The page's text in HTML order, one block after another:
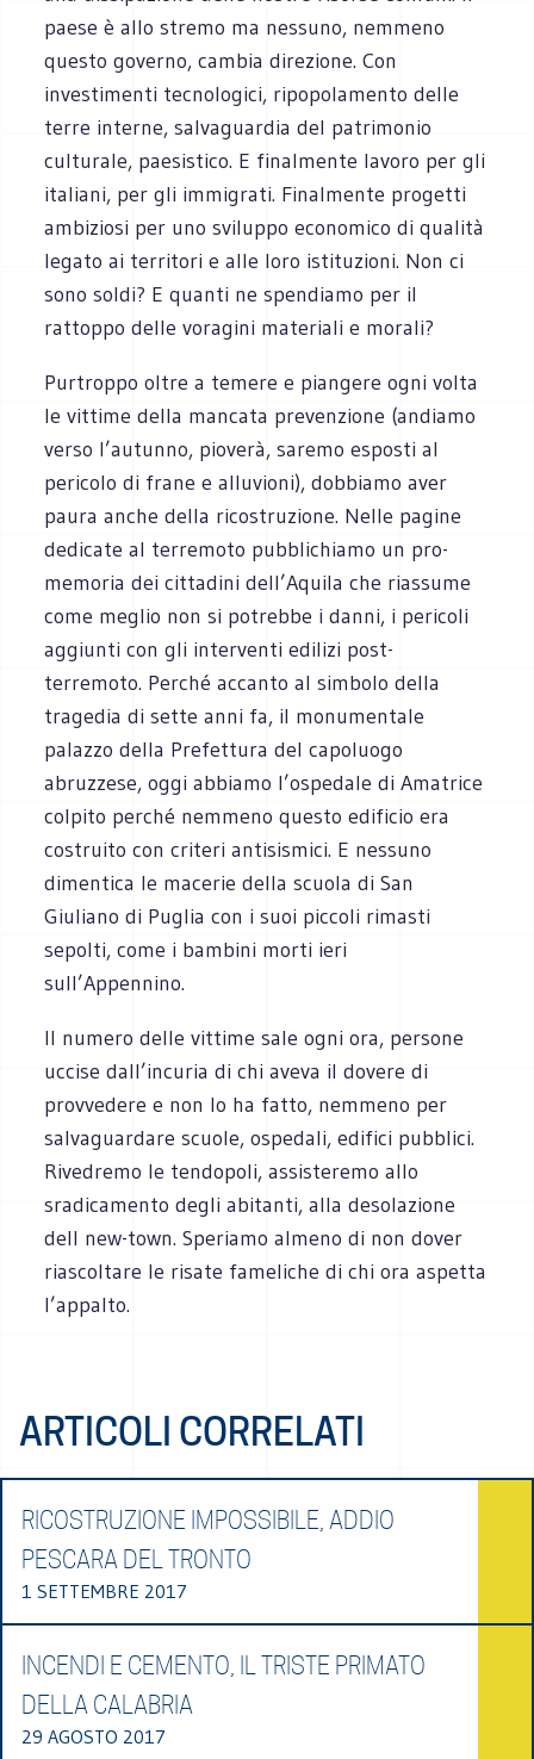
paese è allo stremo ma nessuno, nemmeno
questo governo, cambia direzione. Con
investimenti tecnologici, ripopolamento delle
terre interne, salvaguardia del patrimonio
culturale, paesistico. E finalmente lavoro per gli
italiani, per gli immigrati. Finalmente progetti
ambiziosi per uno sviluppo economico di qualità
legato ai territori e alle loro istituzioni. Non ci
sono soldi? E quanti ne spendiamo per il
rattoppo delle voragini materiali e morali?
Purtroppo oltre a temere e piangere ogni volta
le vittime della mancata prevenzione (andiamo
verso l’autunno, pioverà, saremo esposti al
pericolo di frane e alluvioni), dobbiamo aver
paura anche della ricostruzione. Nelle pagine
dedicate al terremoto pubblichiamo un pro-
memoria dei cittadini dell’Aquila che riassume
come meglio non si potrebbe i danni, i pericoli
aggiunti con gli interventi edilizi post-
terremoto. Perché accanto al simbolo della
tragedia di sette anni fa, il monumentale
palazzo della Prefettura del capoluogo
abruzzese, oggi abbiamo l’ospedale di Amatrice
colpito perché nemmeno questo edificio era
costruito con criteri antisismici. E nessuno
dimentica le macerie della scuola di San
Giuliano di Puglia con i suoi piccoli rimasti
sepolti, come i bambini morti ieri
sull’Appennino.
Il numero delle vittime sale ogni ora, persone
uccise dall’incuria di chi aveva il dovere di
provvedere e non lo ha fatto, nemmeno per
salvaguardare scuole, ospedali, edifici pubblici.
Rivedremo le tendopoli, assisteremo allo
sradicamento degli abitanti, alla desolazione
dell new-town. Speriamo almeno di non dover
riascoltare le risate fameliche di chi ora aspetta
l’appalto.
ARTICOLI CORRELATI
RICOSTRUZIONE IMPOSSIBILE, ADDIO
PESCARA DEL TRONTO
1 SETTEMBRE 2017
INCENDI E CEMENTO, IL TRISTE PRIMATO
DELLA CALABRIA
29 AGOSTO 2017